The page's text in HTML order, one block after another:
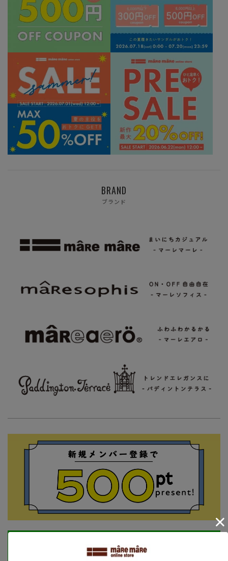
BRAND
ブランド